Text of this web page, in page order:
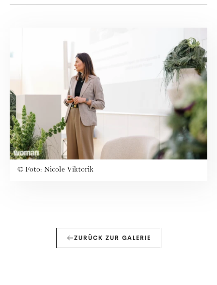
© Foto: Nicole Viktorik
ZURÜCK ZUR GALERIE